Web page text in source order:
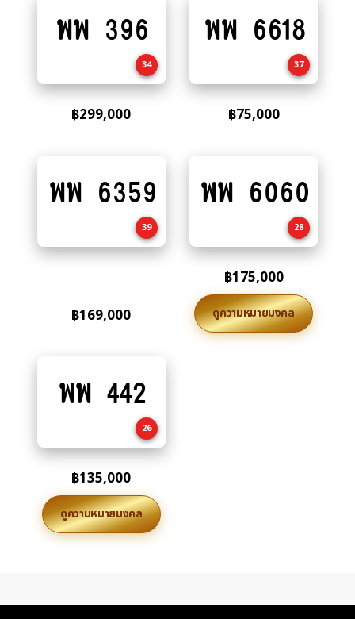
to
พพ 396
34
฿299,000
to
พพ 6618
37
฿75,000
to
พพ 6359
39
฿169,000
to
พพ 6060
28
฿175,000
ดูความหมายมงคล
to
พพ 442
26
฿135,000
ดูความหมายมงคล